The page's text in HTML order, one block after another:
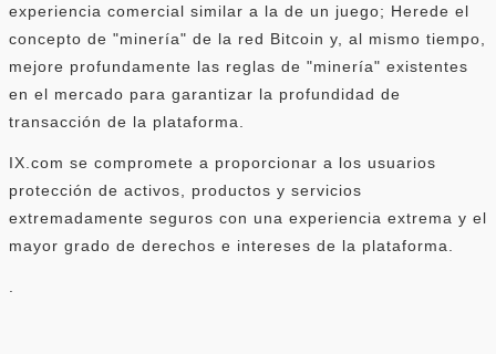
experiencia comercial similar a la de un juego; Herede el
concepto de "minería" de la red Bitcoin y, al mismo tiempo,
mejore profundamente las reglas de "minería" existentes
en el mercado para garantizar la profundidad de
transacción de la plataforma.
IX.com se compromete a proporcionar a los usuarios
protección de activos, productos y servicios
extremadamente seguros con una experiencia extrema y el
mayor grado de derechos e intereses de la plataforma.